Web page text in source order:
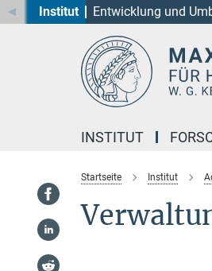
Hauptinhalt
Institut Entwicklung und
INSTITUT
Startseite Institut